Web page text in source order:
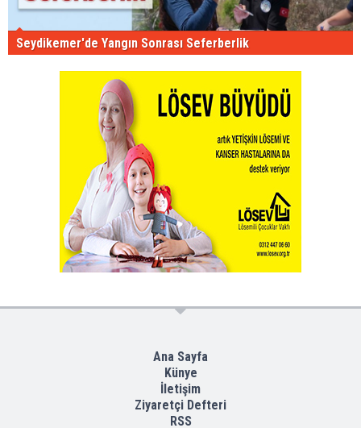
Seydikemer'de Yangın Sonrası Seferberlik
Ana Sayfa
Künye
İletişim
Ziyaretçi Defteri
RSS